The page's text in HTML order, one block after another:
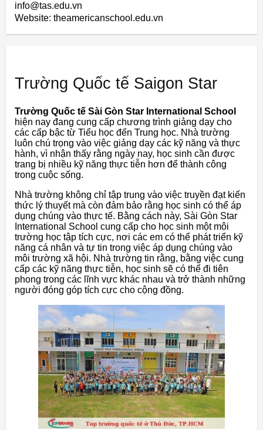
info@tas.edu.vn
Website: theamericanschool.edu.vn
Trường Quốc tế Saigon Star
Trường Quốc tế Sài Gòn Star International School
hiện nay đang cung cấp chương trình giảng dạy cho
các cấp bậc từ Tiểu học đến Trung học. Nhà trường
luôn chú trọng vào việc giảng dạy các kỹ năng và thực
hành, vì nhận thấy rằng ngày nay, học sinh cần được
trang bị nhiều kỹ năng thực tiễn hơn để thành công
trong cuộc sống.
Nhà trường không chỉ tập trung vào việc truyền đạt kiến
thức lý thuyết mà còn đảm bảo rằng học sinh có thể áp
dụng chúng vào thực tế. Bằng cách này, Sài Gòn Star
International School cung cấp cho học sinh một môi
trường học tập tích cực, nơi các em có thể phát triển kỹ
năng cá nhân và tự tin trong việc áp dụng chúng vào
môi trường xã hội. Nhà trường tin rằng, bằng việc cung
cấp các kỹ năng thực tiễn, học sinh sẽ có thể đi tiên
phong trong các lĩnh vực khác nhau và trở thành những
người đóng góp tích cực cho cộng đồng.